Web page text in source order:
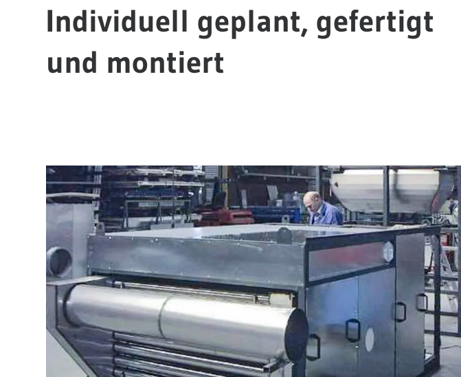
Individuell geplant, gefertigt
und montiert